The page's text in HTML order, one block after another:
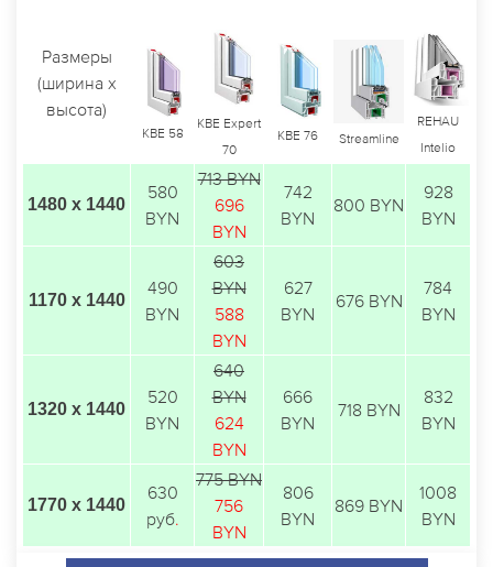
Размеры
(ширина х
высота)
KBE 58
KBE Expert
70
KBE 76 Streamline
REHAU
Intelio
1480 х 1440
580
BYN
713 BYN
696
BYN
742
BYN
800 BYN
928
BYN
1170 х 1440
490
BYN
603
BYN
588
BYN
627
BYN
676 BYN
784
BYN
1320 х 1440
520
BYN
640
BYN
624
BYN
666
BYN
718 BYN
832
BYN
1770 х 1440
630
руб.
775 BYN
756
BYN
806
BYN
869 BYN
1008
BYN